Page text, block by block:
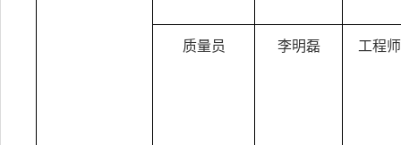
质量员 李明磊 工程师